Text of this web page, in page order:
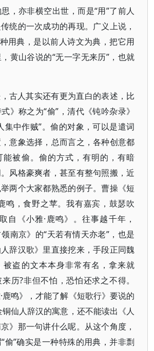
，亦非横空出世，而是“用”了前人
统的一次成功的再现。广义上说，
用典，是以前人诗文为典，把它用
黄山谷说的“无一字无来历”，也就
古人其实还有更为直白的表述，比
》称之为“偷”，清代《钝吟杂录》
集中作贼”。偷的对象，可以是遣词
意象选择，总而言之，各种创意都
能被偷。偷的方式，有明的，有暗
风格豪爽者，甚至有整句照搬，近
两个大家都熟悉的例子。曹操《短
鸣，食野之苹。我有嘉宾，鼓瑟吹
自《小雅·鹿鸣》。往事越千年，
领南京》的“天若有情天亦老”，也是
辞汉歌》里直接挖来，手段正同魏
被盗的文本本身非常有名，拿来就
历?非但不怕，恐怕还求之不得。
鹿鸣》，才能了解《短歌行》要说的
仙人辞汉的寓意，还不能读出《人
》那一句讲什么呢。从这个角度，
偷”确实是一种特殊的用典，并非剽